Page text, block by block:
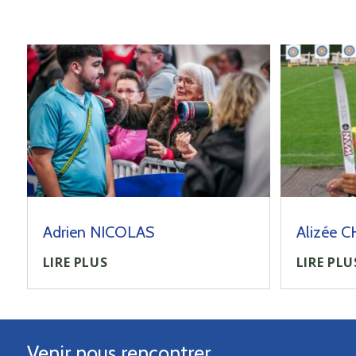
Adrien NICOLAS
LIRE PLUS
Alizée
LIRE